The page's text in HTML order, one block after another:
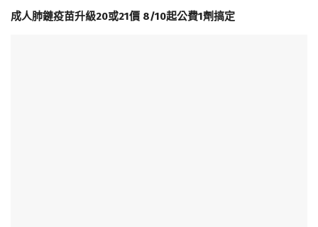
成人肺鏈疫苗升級20或21價 8/10起公費1劑搞定